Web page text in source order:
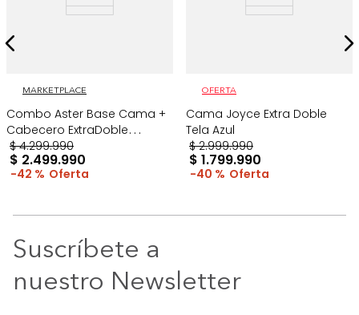
MARKETPLACE
Combo Aster Base Cama +
Cabecero ExtraDoble
Taupe/Madera
$ 4.299.990
$ 2.499.990
42 %
OFERTA
Cama Joyce Extra Doble
Tela Azul
$ 2.999.990
$ 1.799.990
40 %
Suscríbete a
nuestro Newsletter